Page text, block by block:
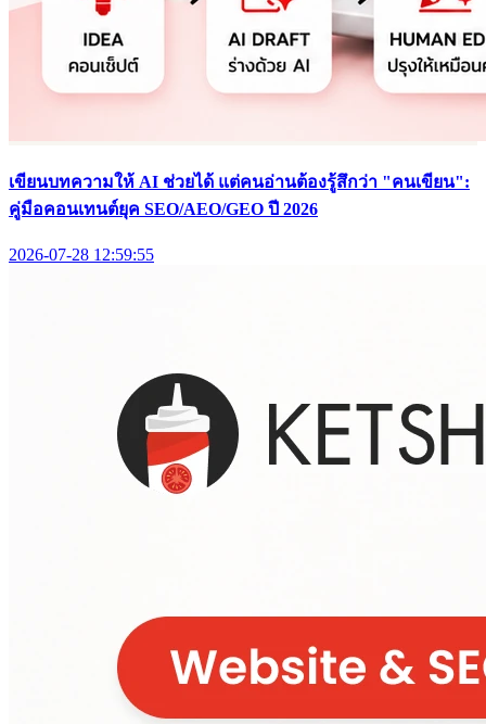
เขียนบทความให้ AI ช่วยได้ แต่คนอ่านต้องรู้สึกว่า "คนเขียน":
คู่มือคอนเทนต์ยุค SEO/AEO/GEO ปี 2026
2026-07-28 12:59:55